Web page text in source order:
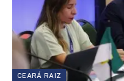
CEARÁ RAIZ